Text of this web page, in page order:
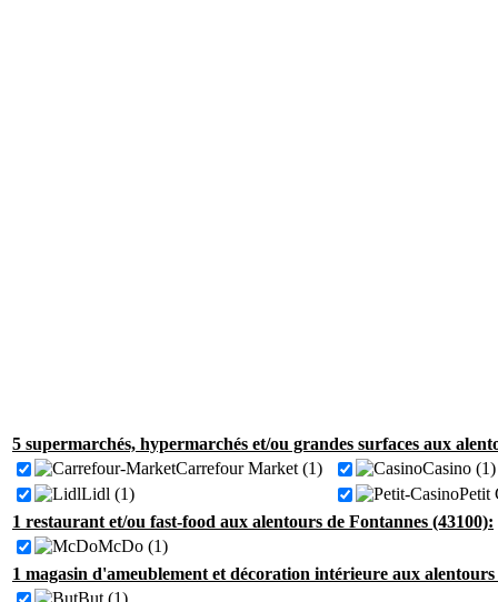
5 supermarchés, hypermarchés et/ou grandes surfaces aux
Carrefour Market (1)
Casino (1)
Lidl (1)
Petit
1 restaurant et/ou fast-food aux alentours de Fontannes (43100):
McDo (1)
1 magasin d'ameublement et décoration intérieure aux
But (1)